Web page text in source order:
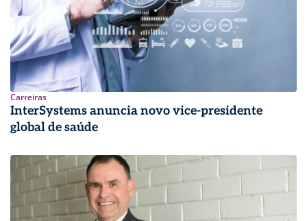
Carreiras
InterSystems anuncia novo vice-presidente
global de saúde